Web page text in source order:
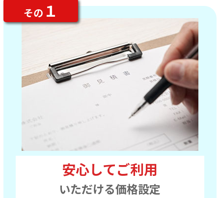
安心してご利用
いただける価格設定
その １